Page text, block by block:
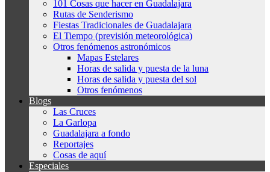
101 Cosas que hacer en Guadalajara
Rutas de Senderismo
Fiestas Tradicionales de Guadalajara
El Tiempo (previsión meteorológica)
Otros fenómenos astronómicos
Mapas Estelares
Horas de salida y puesta de la luna
Horas de salida y puesta del sol
Otros fenómenos
Blogs
Las Cruces
La Garlopa
Guadalajara a fondo
Reportajes
Cosas de aquí
Especiales